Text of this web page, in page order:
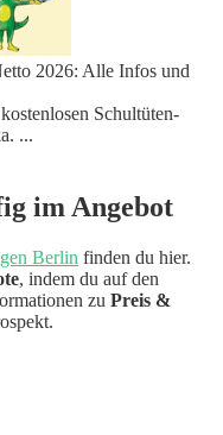
2026: Alle Infos und
Schultüten-
...
im Angebot
Berlin finden du hier.
, indem du auf den
zu Preis &